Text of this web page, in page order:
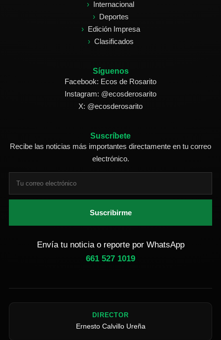
Internacional
Deportes
Edición Impresa
Clasificados
Síguenos
Facebook: Ecos de Rosarito
Instagram: @ecosderosarito
X: @ecosderosarito
Suscríbete
Recibe las noticias más importantes directamente en tu correo
electrónico.
Suscribirme
Envía tu noticia o reporte por WhatsApp
661 527 1019
DIRECTOR
Ernesto Calvillo Ureña